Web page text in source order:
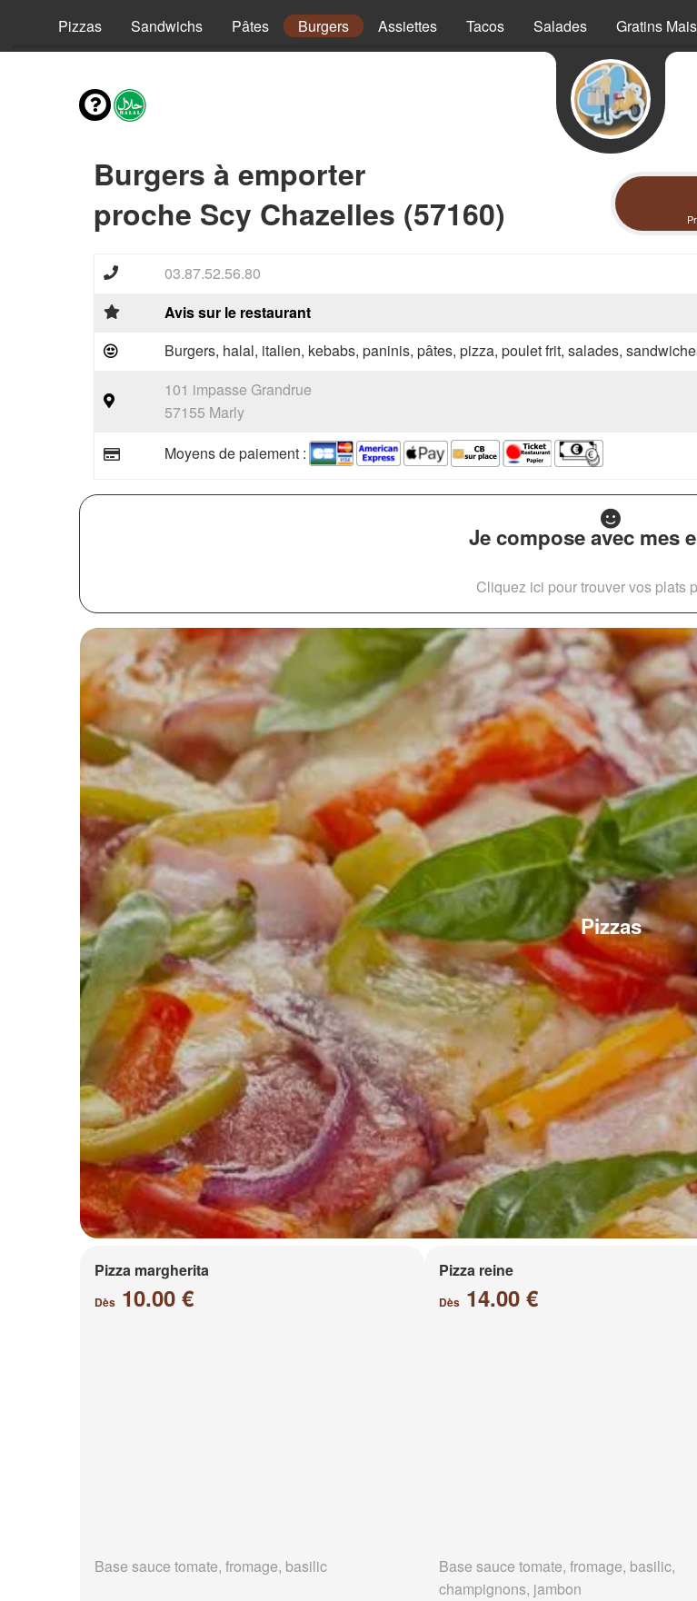
Pizzas Sandwichs Pâtes Burgers Assiettes Tacos Salades Gratins
Burgers à emporter
proche Scy Chazelles (57160)
03.87.52.56.80
Avis sur le restaurant
Burgers, halal, italien, kebabs, paninis, pâtes, pizza, poulet frit, salades,
101 impasse Grandrue
57155 Marly
Moyens de paiement :
Je compose avec mes
Cliquez ici pour trouver vos plats
Pizzas
Pizza margherita
Dès 10.00 €
Base sauce tomate, fromage, basilic
Pizza reine
Dès14.00 €
Base sauce tomate, fromage, basilic,
champignons, jambon